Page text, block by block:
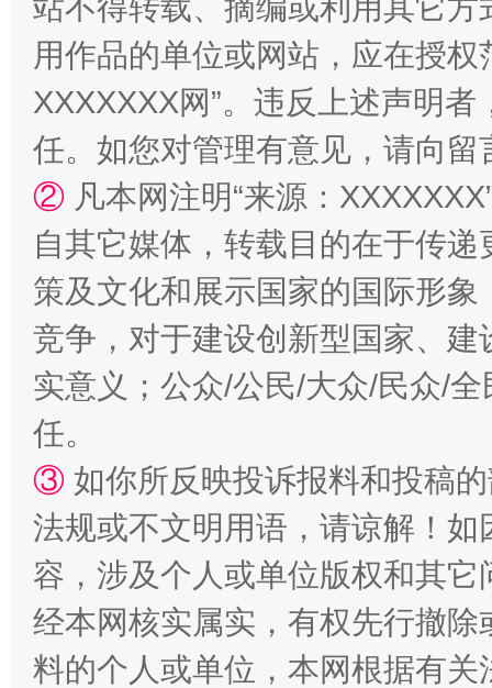
扯下公款旅游的“隐身衣” 如何以
“蜀中异人”王建安的艺术幻境
站不得转载、摘编或利用其它
用作品的单位或网站，应在授
XXXXXXX网”。违反上述声明
任。如您对管理有意见，请向
② 凡本网注明“来源：
自其它媒体，转载目的在于传
策及文化和展示国家的国际形
竞争，对于建设创新型国家、
实意义；公众/公民/大众/民众/
任。
③ 如你所反映投诉报料和投稿
法规或不文明用语，请谅解！
容，涉及个人或单位版权和其它
经本网核实属实，有权先行撤
料的个人或单位，本网根据有